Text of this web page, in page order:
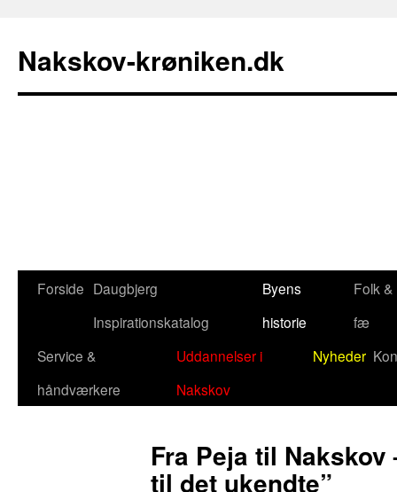
Nakskov-krøniken.dk
Hop
indhold
Forside Daugbjerg
Inspirationskatalog
Byens
historie
Folk &
fæ
Service &
håndværkere
Uddannelser i
Nakskov
Nyheder
Fra Peja til
til det ukendte”